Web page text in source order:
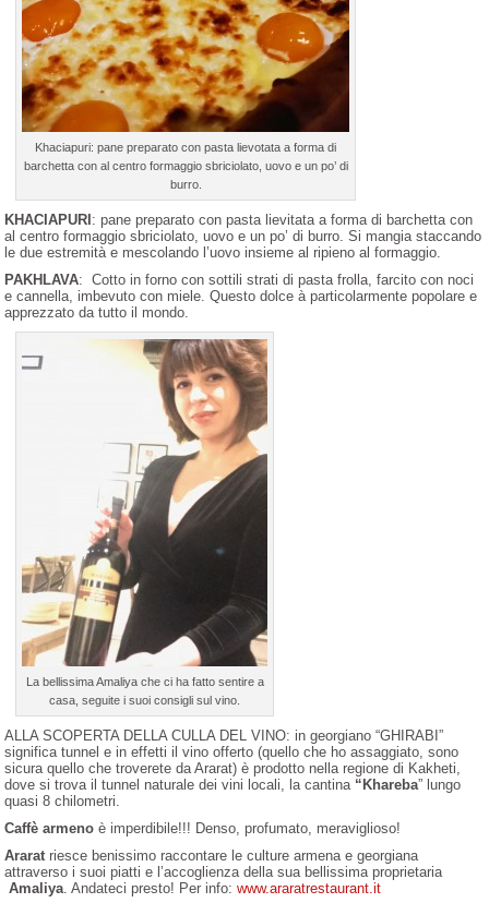
Khaciapuri: pane preparato con pasta lievotata a forma di
barchetta con al centro formaggio sbriciolato, uovo e un po’ di
burro.
KHACIAPURI : pane preparato con pasta lievitata a forma di barchetta con
al centro formaggio sbriciolato, uovo e un po’ di burro. Si mangia staccando
le due estremità e mescolando l’uovo insieme al ripieno al formaggio.
PAKHLAVA: Cotto in forno con sottili strati di pasta frolla, farcito con noci
e cannella, imbevuto con miele. Questo dolce à particolarmente popolare e
apprezzato da tutto il mondo.
La bellissima Amaliya che ci ha fatto sentire a
casa, seguite i suoi consigli sul vino.
ALLA SCOPERTA DELLA CULLA DEL VINO: in georgiano “GHIRABI”
significa tunnel e in effetti il vino offerto (quello che ho assaggiato, sono
sicura quello che troverete da Ararat) è prodotto nella regione di Kakheti,
dove si trova il tunnel naturale dei vini locali, la cantina “Khareba” lungo
quasi 8 chilometri.
Caffè armeno è imperdibile!!! Denso, profumato, meraviglioso!
Ararat riesce benissimo raccontare le culture armena e georgiana
attraverso i suoi piatti e l’accoglienza della sua bellissima proprietaria
Amaliya . Andateci presto! Per info:www.araratrestaurant.it